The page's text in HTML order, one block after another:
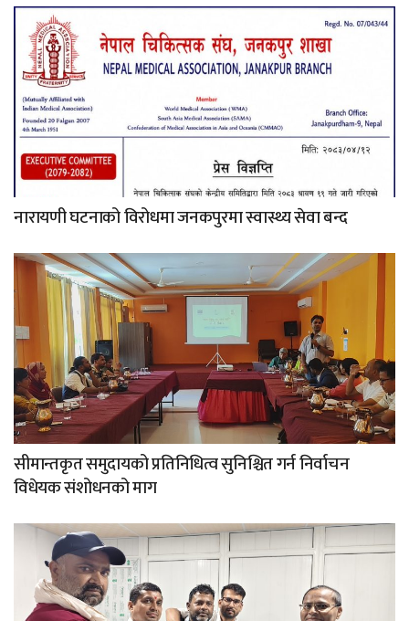
नारायणी घटनाको विरोधमा जनकपुरमा स्वास्थ्य सेवा बन्द
सीमान्तकृत समुदायको प्रतिनिधित्व सुनिश्चित गर्न निर्वाचन
विधेयक संशोधनको माग